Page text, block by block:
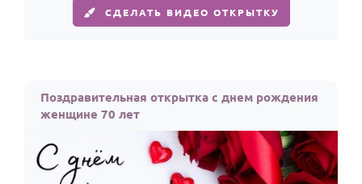
СДЕЛАТЬ ВИДЕО ОТКРЫТКУ
Поздравительная открытка с днем рождения
женщине 70 лет